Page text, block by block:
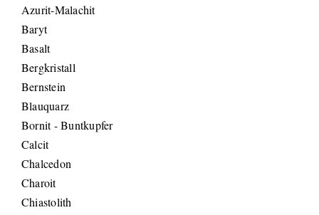
Azurit-Malachit
Baryt
Basalt
Bergkristall
Bernstein
Blauquarz
Bornit - Buntkupfer
Calcit
Chalcedon
Charoit
Chiastolith